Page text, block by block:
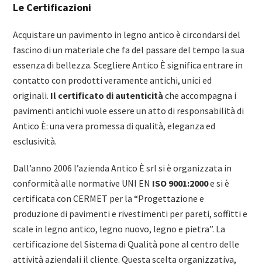
Le Certificazioni
Acquistare un pavimento in legno antico è circondarsi del
fascino di un materiale che fa del passare del tempo la sua
essenza di bellezza. Scegliere Antico È significa entrare in
contatto con prodotti veramente antichi, unici ed
originali. Il certificato di autenticità che accompagna i
pavimenti antichi vuole essere un atto di responsabilità di
Antico È: una vera promessa di qualità, eleganza ed
esclusività.
Dall’anno 2006 l’azienda Antico È srl si è organizzata in
conformità alle normative UNI EN ISO 9001:2000e si è
certificata con CERMET per la “Progettazione e
produzione di pavimenti e rivestimenti per pareti, soffitti e
scale in legno antico, legno nuovo, legno e pietra”. La
certificazione del Sistema di Qualità pone al centro delle
attività aziendali il cliente. Questa scelta organizzativa,